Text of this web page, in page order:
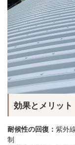
効果とメリット
耐候性の回復： 紫外
制